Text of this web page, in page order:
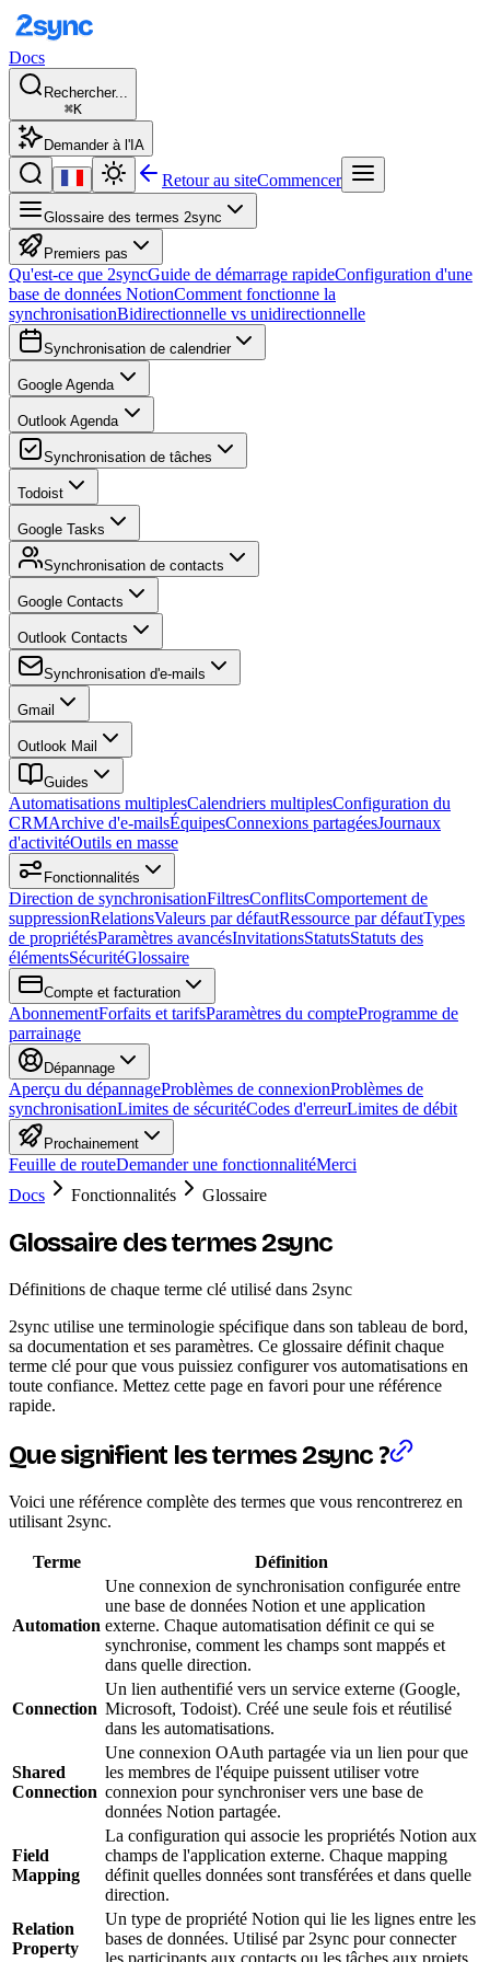
Docs
Rechercher...
⌘K
Demander à l'IA
Retour au siteCommencer
Glossaire des termes 2sync
Premiers pas
Qu'est-ce que 2syncGuide de démarrage rapideConfiguration d'une
base de données NotionComment fonctionne la
synchronisationBidirectionnelle vs unidirectionnelle
Synchronisation de calendrier
Google Agenda
Outlook Agenda
Synchronisation de tâches
Todoist
Google Tasks
Synchronisation de contacts
Google Contacts
Outlook Contacts
Synchronisation d'e-mails
Gmail
Outlook Mail
Guides
Automatisations multiplesCalendriers multiplesConfiguration du
CRMArchive d'e-mailsÉquipesConnexions partagéesJournaux
d'activitéOutils en masse
Fonctionnalités
Direction de synchronisationFiltresConflitsComportement de
suppressionRelationsValeurs par défautRessource par défautTypes
de propriétésParamètres avancésInvitationsStatutsStatuts des
élémentsSécuritéGlossaire
Compte et facturation
AbonnementForfaits et tarifsParamètres du compteProgramme de
parrainage
Dépannage
Aperçu du dépannageProblèmes de connexionProblèmes de
synchronisationLimites de sécuritéCodes d'erreurLimites de débit
Prochainement
Feuille de routeDemander une fonctionnalitéMerci
Docs
Fonctionnalités Glossaire
Glossaire des termes 2sync
Définitions de chaque terme clé utilisé dans 2sync
2sync utilise une terminologie spécifique dans son tableau de bord,
sa documentation et ses paramètres. Ce glossaire définit chaque
terme clé pour que vous puissiez configurer vos automatisations en
toute confiance. Mettez cette page en favori pour une référence
rapide.
Que signifient les termes 2sync ?
Voici une référence complète des termes que vous rencontrerez en
utilisant 2sync.
Terme Définition
Automation
Une connexion de synchronisation configurée entre
une base de données Notion et une application
externe. Chaque automatisation définit ce qui se
synchronise, comment les champs sont mappés et
dans quelle direction.
Connection
Un lien authentifié vers un service externe (Google,
Microsoft, Todoist). Créé une seule fois et réutilisé
dans les automatisations.
Shared
Connection
Une connexion OAuth partagée via un lien pour que
les membres de l'équipe puissent utiliser votre
connexion pour synchroniser vers une base de
données Notion partagée.
Field
Mapping
La configuration qui associe les propriétés Notion aux
champs de l'application externe. Chaque mapping
définit quelles données sont transférées et dans quelle
direction.
Relation
Property
Un type de propriété Notion qui lie les lignes entre les
bases de données. Utilisé par 2sync pour connecter
les participants aux contacts ou les tâches aux projets.